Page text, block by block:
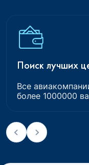
Поиск лучших
Все
более 1000000